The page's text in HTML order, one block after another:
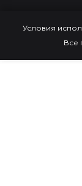
Условия
Все